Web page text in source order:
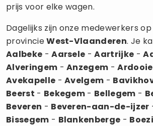
prijs voor elke wagen.
Dagelijks zijn onze medewerkers
provincieWest-Vlaanderen. Je
Aalbeke -Aarsele -Aartrijke -
Alveringem -Anzegem -Ardooie
Avekapelle -Avelgem -
Beerst - Bekegem - Bellegem -
Beveren - Beveren-aan-de-ijzer
Bissegem - Blankenberge -